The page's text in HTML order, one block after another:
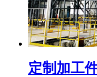
定制加工